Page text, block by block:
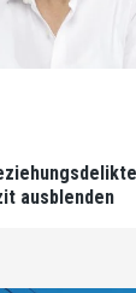
ausblenden